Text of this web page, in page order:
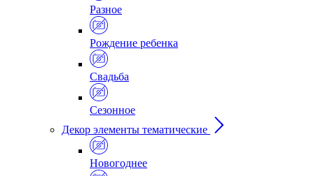
Разное
Рождение ребенка
Свадьба
Сезонное
Декор элементы тематические
Новогоднее